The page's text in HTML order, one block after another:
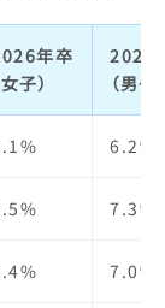
5.6%
3.4%
2.4%
年卒
女子）
2025
（男子
6.2%
7.3%
7.0%